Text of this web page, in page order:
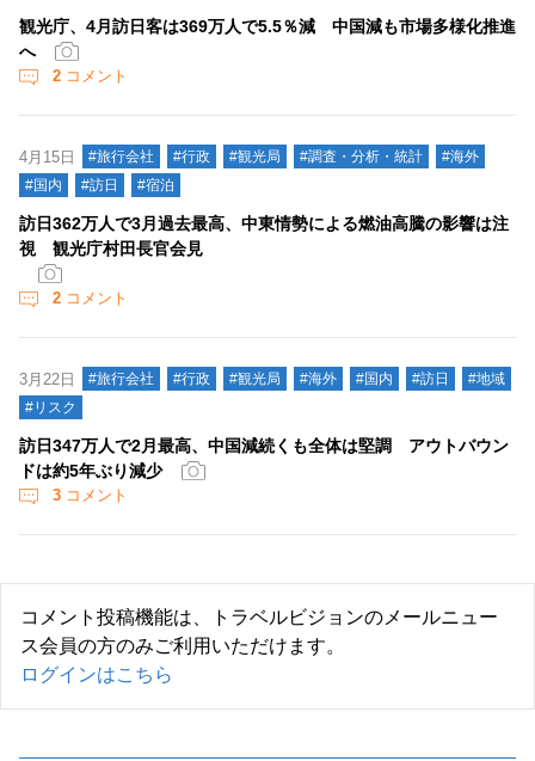
観光庁、4月訪日客は369万人で5.5％減 中国減も市場多様化推進
へ
2 コメント
4月15日 #旅行会社 #行政 #観光局 #調査・分析・統計
#海外
#国内
#訪日 #宿泊
訪日362万人で3月過去最高、中東情勢による燃油高騰の影響は注
視 観光庁村田長官会見
2 コメント
3月22日 #旅行会社 #行政 #観光局 #海外 #国内 #訪日
#地域
#リスク
訪日347万人で2月最高、中国減続くも全体は堅調 アウトバウン
ドは約5年ぶり減少
3 コメント
コメント投稿機能は、トラベルビジョンのメールニュー
ス会員の方のみご利用いただけます。
ログインはこちら